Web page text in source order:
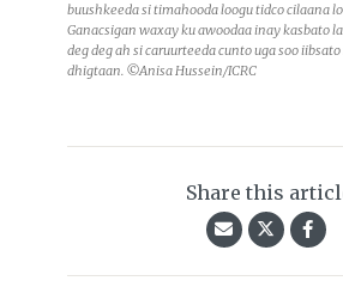
buushkeeda si timahooda loogu tidco cilaana
Ganacsigan waxay ku awoodaa inay kasbato
deg deg ah si caruurteeda cunto uga soo iibsato
dhigtaan. ©Anisa Hussein/ICRC
Share this